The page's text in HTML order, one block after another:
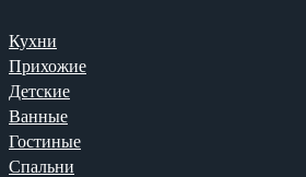
Кухни
Прихожие
Детские
Ванные
Гостиные
Спальни